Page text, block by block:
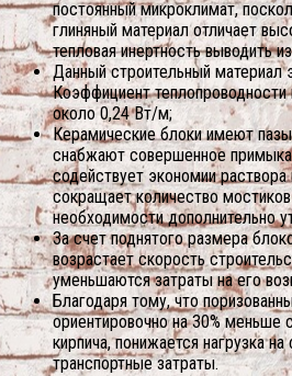
постоянный микроклимат,
глиняный материал отличает
тепловая инертность выводить
Данный строительный материал
Коэффициент теплопроводности
около 0,24 Вт/м;
Керамические блоки имеют
снабжают совершенное
содействует экономии раствора
сокращает количество
необходимости дополнительно
За счет поднятого размера
возрастает скорость
уменьшаются затраты на его
Благодаря тому, что
ориентировочно на 30% меньше
кирпича, понижается нагрузка
транспортные затраты.